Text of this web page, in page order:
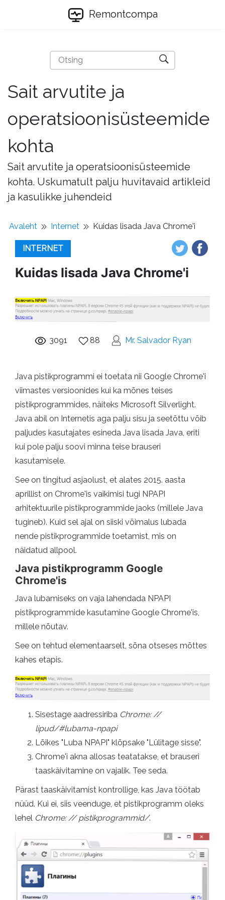
Remontcompa
Sait arvutite ja
operatsioonisüsteemide
kohta
Sait arvutite ja operatsioonisüsteemide
kohta. Uskumatult palju huvitavaid artikleid
ja kasulikke juhendeid
Avaleht Internet Kuidas lisada Java Chrome'i
INTERNET
Kuidas lisada Java Chrome'i
3091 88 Mr. Salvador Ryan
Java pistikprogrammi ei toetata nii Google Chrome'i
viimastes versioonides kui ka mõnes teises
pistikprogrammides, näiteks Microsoft Silverlight.
Java abil on Internetis aga palju sisu ja seetõttu võib
paljudes kasutajates esineda Java lisada Java, eriti
kui pole palju soovi minna teise brauseri
kasutamisele.
See on tingitud asjaolust, et alates 2015. aasta
aprillist on Chrome'is vaikimisi tugi NPAPI
arhitektuurile pistikprogrammide jaoks (millele Java
tugineb). Kuid sel ajal on siiski võimalus lubada
nende pistikprogrammide toetamist, mis on
näidatud allpool.
Java pistikprogramm Google
Chrome'is
Java lubamiseks on vaja lahendada NPAPI
pistikprogrammide kasutamine Google Chrome'is,
millele nõutav.
See on tehtud elementaarselt, sõna otseses mõttes
kahes etapis.
Sisestage aadressiriba Chrome: //
lipud/#lubama-npapi
Lõikes "Luba NPAPI" klõpsake "Lülitage sisse".
Chrome'i akna allosas teatatakse, et brauseri
taaskäivitamine on vajalik. Tee seda.
Pärast taaskäivitamist kontrollige, kas Java töötab
nüüd. Kui ei, siis veenduge, et pistikprogramm oleks
lehel Chrome: // pistikprogrammid/.